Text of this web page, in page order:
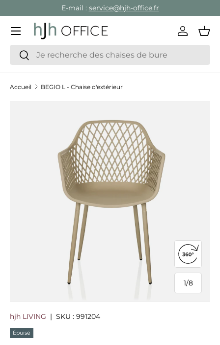
Aller au contenu
E-mail : service@hjh-office.fr
Recherche
Rechercher
Se
Menu
Accueil BEGIO L - Chaise d'extérieur
Passer aux informations produits
1/
de
8
Ouvrir la
hjh LIVING | SKU : 991204
Épuisé